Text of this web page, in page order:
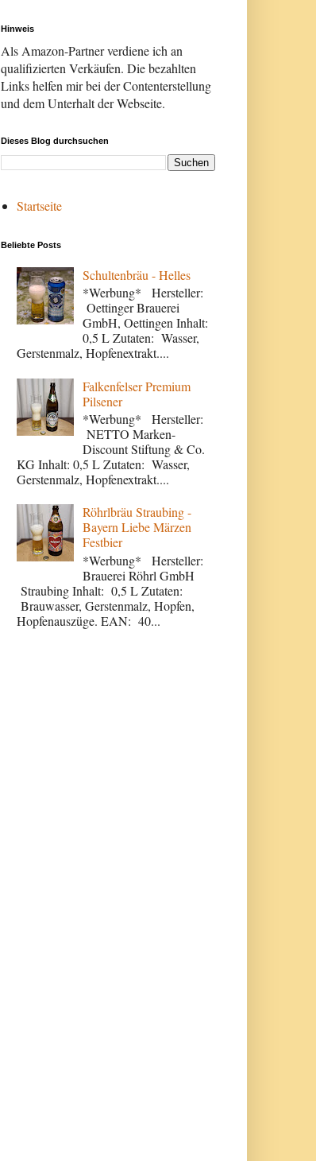
Hinweis
Als Amazon-Partner verdiene ich an
qualifizierten Verkäufen. Die bezahlten
Links helfen mir bei der Contenterstellung
und dem Unterhalt der Webseite.
Dieses Blog durchsuchen
Startseite
Beliebte Posts
Schultenbräu - Helles
*Werbung* Hersteller:
Oettinger Brauerei
GmbH, Oettingen Inhalt:
0,5 L Zutaten: Wasser,
Gerstenmalz, Hopfenextrakt....
Falkenfelser Premium
Pilsener
*Werbung* Hersteller:
NETTO Marken-
Discount Stiftung & Co.
KG Inhalt: 0,5 L Zutaten: Wasser,
Gerstenmalz, Hopfenextrakt....
Röhrlbräu Straubing -
Bayern Liebe Märzen
Festbier
*Werbung* Hersteller:
Brauerei Röhrl GmbH
Straubing Inhalt: 0,5 L Zutaten:
Brauwasser, Gerstenmalz, Hopfen,
Hopfenauszüge. EAN: 40...